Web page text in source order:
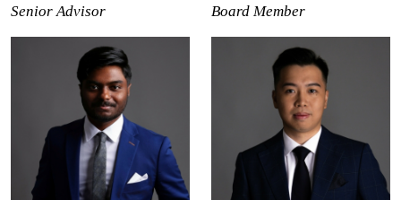
Senior Advisor Board Member